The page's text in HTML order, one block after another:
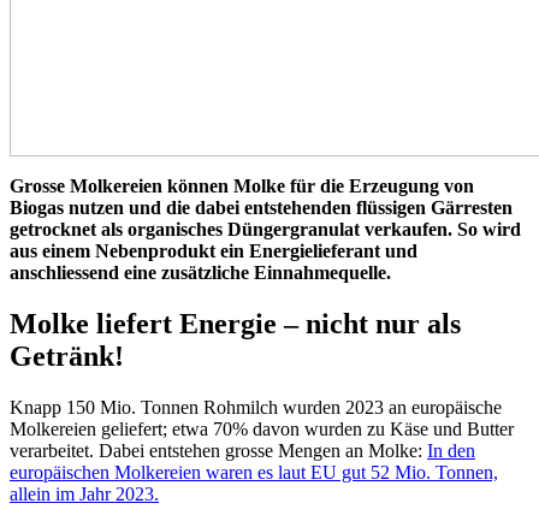
Grosse Molkereien können Molke für die Erzeugung von
Biogas nutzen und die dabei entstehenden flüssigen Gärresten
getrocknet als organisches Düngergranulat verkaufen. So wird
aus einem Nebenprodukt ein Energielieferant und
anschliessend eine zusätzliche Einnahmequelle.
Molke liefert Energie – nicht nur als
Getränk!
Knapp 150 Mio. Tonnen Rohmilch wurden 2023 an europäische
Molkereien geliefert; etwa 70% davon wurden zu Käse und Butter
verarbeitet. Dabei entstehen grosse Mengen an Molke: In den
europäischen Molkereien waren es laut EU gut 52 Mio. Tonnen,
allein im Jahr 2023.